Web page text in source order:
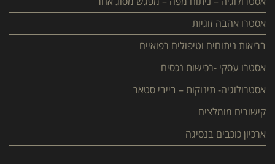
אסטרו אהבה זוגיות
בריאות ניתוחים וטיפולים רפואיים
אסטרו עסקי -רכישות נכסים
אסטרולוגיה- תינוקות – בייבי סטאר
קישורים מומלצים
ארכיון כוכבים בנסיגה